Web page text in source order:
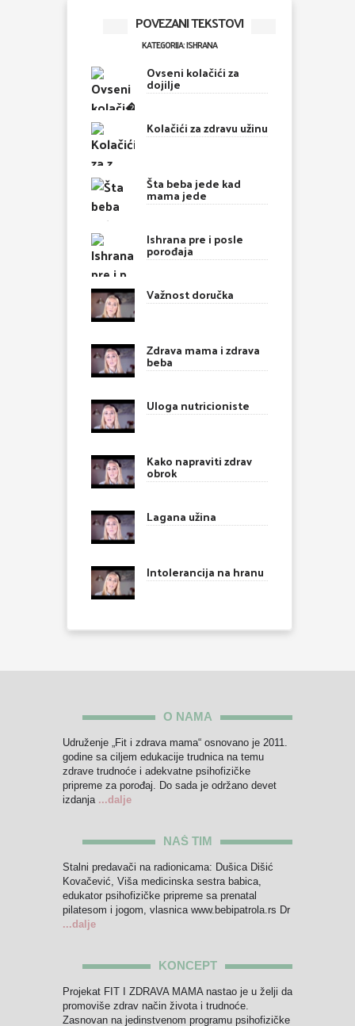
POVEZANI TEKSTOVI
KATEGORIJA: ISHRANA
Ovseni kolačići za
dojilje
Kolačići za zdravu užinu
Šta beba jede kad
mama jede
Ishrana pre i posle
porođaja
Važnost doručka
Zdrava mama i zdrava
beba
Uloga nutricioniste
Kako napraviti zdrav
obrok
Lagana užina
Intolerancija na hranu
O NAMA
Udruženje „Fit i zdrava mama“ osnovano je 2011.
godine sa ciljem edukacije trudnica na temu
zdrave trudnoće i adekvatne psihofizičke
pripreme za porođaj. Do sada je održano devet
izdanja ...dalje
NAŠ TIM
Stalni predavači na radionicama: Dušica Dišić
Kovačević, Viša medicinska sestra babica,
edukator psihofizičke pripreme sa prenatal
pilatesom i jogom, vlasnica www.bebipatrola.rs Dr
...dalje
KONCEPT
Projekat FIT I ZDRAVA MAMA nastao je u želji da
promoviše zdrav način života i trudnoće.
Zasnovan na jedinstvenom programu psihofizičke